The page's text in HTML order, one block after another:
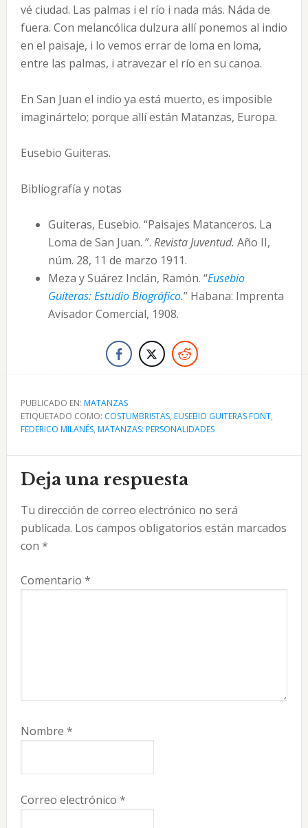
vé ciudad. Las palmas i el río i nada más. Náda de
fuera. Con melancólica dulzura allí ponemos al indio
en el paisaje, i lo vemos errar de loma en loma,
entre las palmas, i atravezar el río en su canoa.
En San Juan el indio ya está muerto, es imposible
imaginártelo; porque allí están Matanzas, Europa.
Eusebio Guiteras.
Bibliografía y notas
Guiteras, Eusebio. “Paisajes Matanceros. La
Loma de San Juan. ”. Revista Juventud. Año II,
núm. 28, 11 de marzo 1911.
Meza y Suárez Inclán, Ramón. “Eusebio
Guiteras: Estudio Biográfico.” Habana: Imprenta
Avisador Comercial, 1908.
PUBLICADO EN: MATANZAS
ETIQUETADO COMO: COSTUMBRISTAS, EUSEBIO GUITERAS FONT,
FEDERICO MILANÉS, MATANZAS: PERSONALIDADES
Interacciones
con
los
lectores
Deja una respuesta
Tu dirección de correo electrónico no será
publicada. Los campos obligatorios están marcados
con *
Comentario *
Nombre *
Correo electrónico *